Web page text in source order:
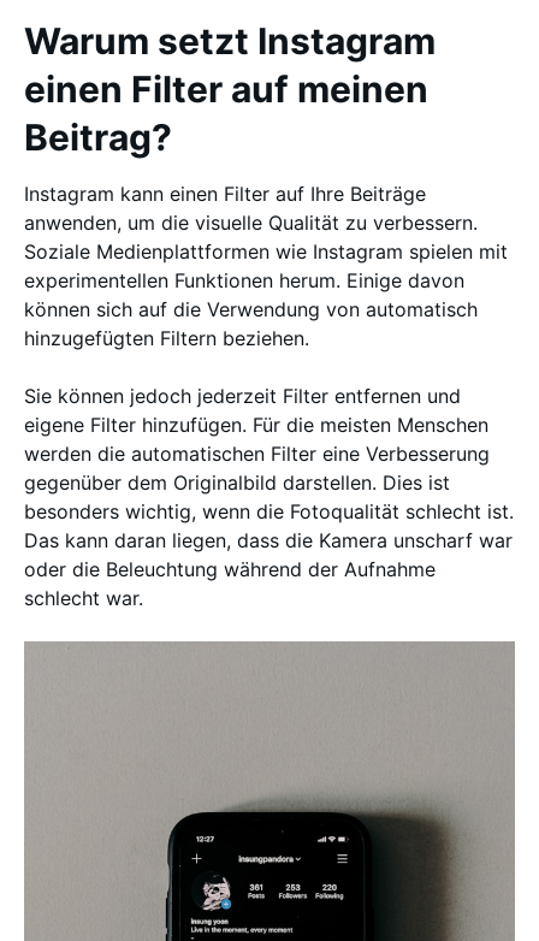
Warum setzt Instagram
einen Filter auf meinen
Beitrag?
Instagram kann einen Filter auf Ihre Beiträge
anwenden, um die visuelle Qualität zu verbessern.
Soziale Medienplattformen wie Instagram spielen mit
experimentellen Funktionen herum. Einige davon
können sich auf die Verwendung von automatisch
hinzugefügten Filtern beziehen.
Sie können jedoch jederzeit Filter entfernen und
eigene Filter hinzufügen. Für die meisten Menschen
werden die automatischen Filter eine Verbesserung
gegenüber dem Originalbild darstellen. Dies ist
besonders wichtig, wenn die Fotoqualität schlecht ist.
Das kann daran liegen, dass die Kamera unscharf war
oder die Beleuchtung während der Aufnahme
schlecht war.